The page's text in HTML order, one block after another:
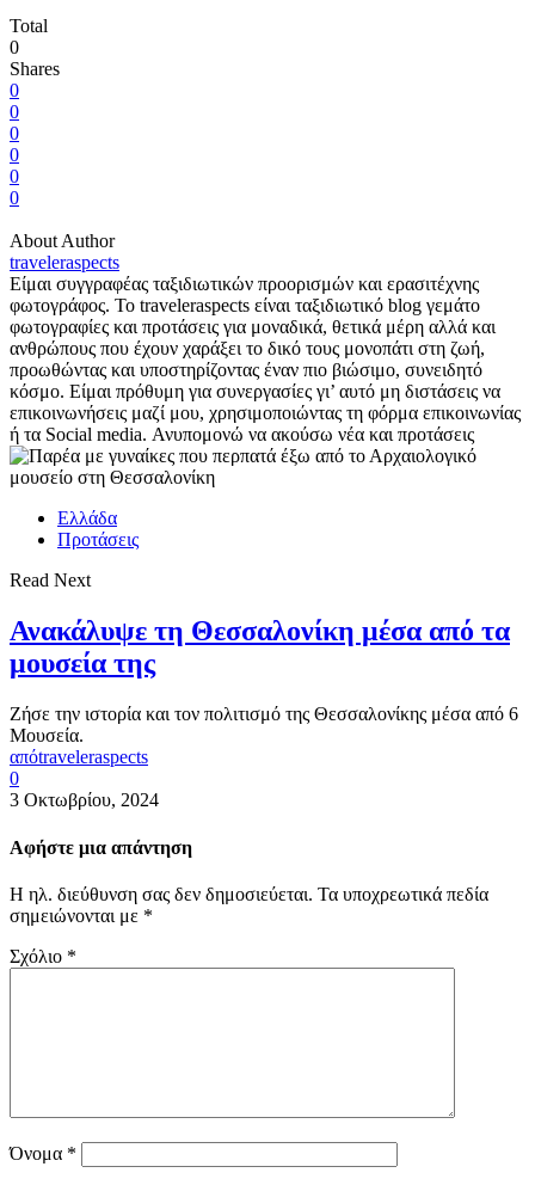
Total
0
Shares
0
0
0
0
0
0
About Author
traveleraspects
Είμαι συγγραφέας ταξιδιωτικών προορισμών και ερασιτέχνης
φωτογράφος. Το traveleraspects είναι ταξιδιωτικό blog γεμάτο
φωτογραφίες και προτάσεις για μοναδικά, θετικά μέρη αλλά και
ανθρώπους που έχουν χαράξει το δικό τους μονοπάτι στη ζωή,
προωθώντας και υποστηρίζοντας έναν πιο βιώσιμο, συνειδητό
κόσμο. Είμαι πρόθυμη για συνεργασίες γι’ αυτό μη διστάσεις να
επικοινωνήσεις μαζί μου, χρησιμοποιώντας τη φόρμα επικοινωνίας
ή τα Social media. Ανυπομονώ να ακούσω νέα και προτάσεις
Ελλάδα
Προτάσεις
Read Next
Ανακάλυψε τη Θεσσαλονίκη μέσα από τα
μουσεία της
Ζήσε την ιστορία και τον πολιτισμό της Θεσσαλονίκης μέσα από 6
Μουσεία.
απόtraveleraspects
0
3 Οκτωβρίου, 2024
Αφήστε μια απάντηση
Η ηλ. διεύθυνση σας δεν δημοσιεύεται. Τα υποχρεωτικά πεδία
σημειώνονται με *
Σχόλιο *
Όνομα *